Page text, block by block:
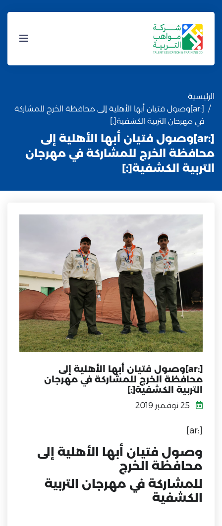
الرئيسية
[:ar]وصول فتيان أبها الأهلية إلى محافظة الخرج للمشاركة
في مهرجان التربية الكشفية[:]
[:ar]وصول فتيان أبها الأهلية إلى
محافظة الخرج للمشاركة في مهرجان
التربية الكشفية[:]
[:ar]وصول فتيان أبها الأهلية إلى
محافظة الخرج للمشاركة في مهرجان
التربية الكشفية[:]
[:ar]
وصول فتيان أبها الأهلية إلى
محافظة الخرج
للمشاركة في مهرجان التربية
الكشفية